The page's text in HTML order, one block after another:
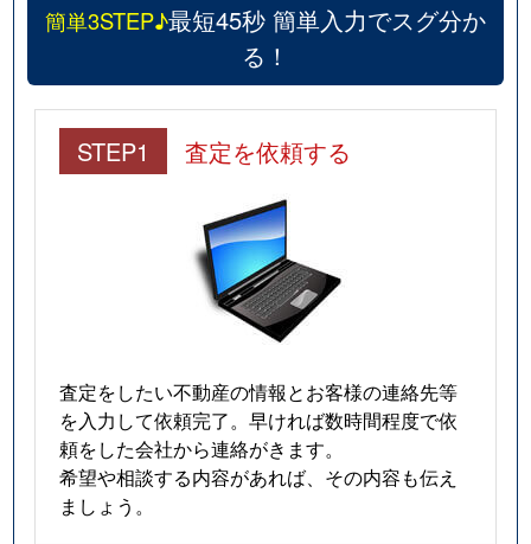
簡単3STEP♪最短45秒 簡単入力でスグ分か
る！
STEP1 査定を依頼する
査定をしたい不動産の情報とお客様の連絡先等
を入力して依頼完了。早ければ数時間程度で依
頼をした会社から連絡がきます。
希望や相談する内容があれば、その内容も伝え
ましょう。